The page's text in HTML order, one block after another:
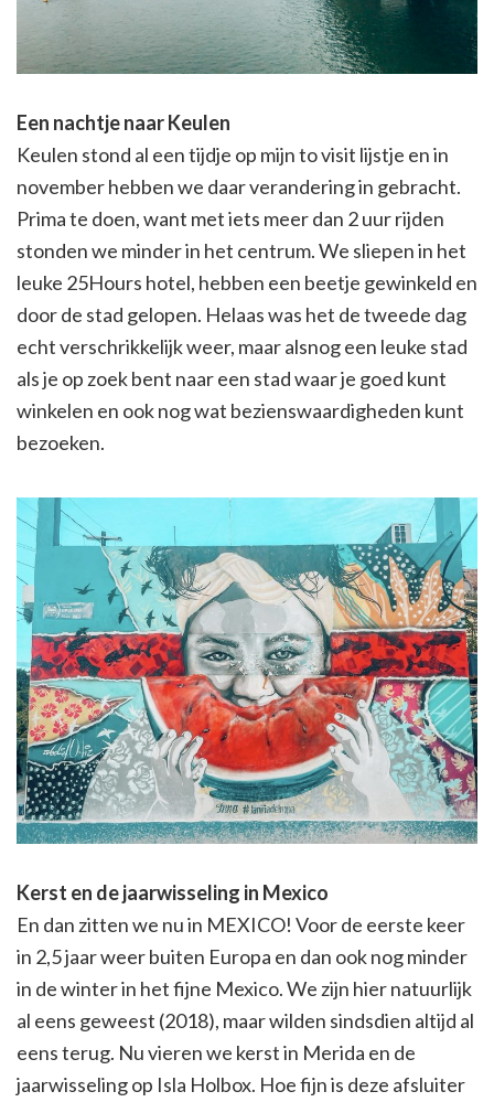
Een nachtje naar Keulen
Keulen stond al een tijdje op mijn to visit lijstje en in
november hebben we daar verandering in gebracht.
Prima te doen, want met iets meer dan 2 uur rijden
stonden we minder in het centrum. We sliepen in het
leuke 25Hours hotel, hebben een beetje gewinkeld en
door de stad gelopen. Helaas was het de tweede dag
echt verschrikkelijk weer, maar alsnog een leuke stad
als je op zoek bent naar een stad waar je goed kunt
winkelen en ook nog wat bezienswaardigheden kunt
bezoeken.
Kerst en de jaarwisseling in Mexico
En dan zitten we nu in MEXICO! Voor de eerste keer
in 2,5 jaar weer buiten Europa en dan ook nog minder
in de winter in het fijne Mexico. We zijn hier natuurlijk
al eens geweest (2018), maar wilden sindsdien altijd al
eens terug. Nu vieren we kerst in Merida en de
jaarwisseling op Isla Holbox. Hoe fijn is deze afsluiter